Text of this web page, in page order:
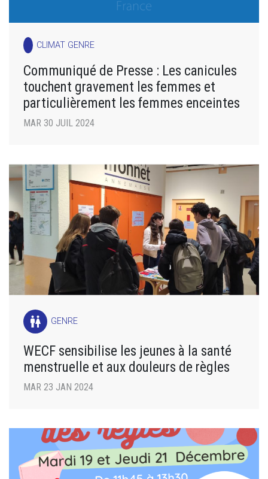
CLIMAT GENRE
Communiqué de Presse : Les canicules
touchent gravement les femmes et
particulièrement les femmes enceintes
MAR 30 JUIL 2024
wc GENRE
WECF sensibilise les jeunes à la santé
menstruelle et aux douleurs de règles
MAR 23 JAN 2024